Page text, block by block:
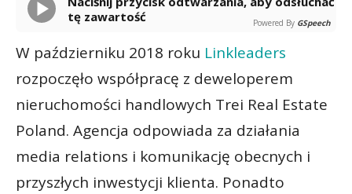
tę zawartość
Powered By GSpeech
W październiku 2018 roku Linkleaders
rozpoczęło współpracę z deweloperem
nieruchomości handlowych Trei Real Estate
Poland. Agencja odpowiada za działania
media relations i komunikację obecnych i
przyszłych inwestycji klienta. Ponadto